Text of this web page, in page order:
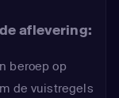
aflevering:
beroep op
de vuistregels